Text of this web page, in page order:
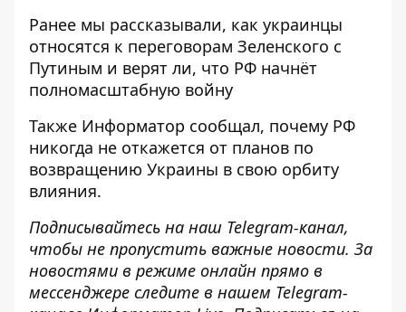
Ранее мы рассказывали, как украинцы
относятся к переговорам Зеленского с
Путиным и верят ли, что РФ начнёт
полномасштабную войну
Также Информатор сообщал, почему РФ
никогда не откажется от планов по
возвращению Украины в свою орбиту
влияния.
Подписывайтесь на наш Telegram-канал,
чтобы не пропустить важные новости. За
новостями в режиме онлайн прямо в
мессенджере следите в нашем Telegram-